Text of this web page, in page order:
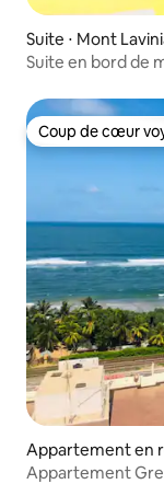
Suite ⋅ Mont
Suite en bord de
Coup de cœur
Coup de cœur
Appartement en
nia
Appartement